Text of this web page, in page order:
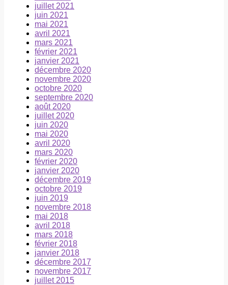
juillet 2021
juin 2021
mai 2021
avril 2021
mars 2021
février 2021
janvier 2021
décembre 2020
novembre 2020
octobre 2020
septembre 2020
août 2020
juillet 2020
juin 2020
mai 2020
avril 2020
mars 2020
février 2020
janvier 2020
décembre 2019
octobre 2019
juin 2019
novembre 2018
mai 2018
avril 2018
mars 2018
février 2018
janvier 2018
décembre 2017
novembre 2017
juillet 2015